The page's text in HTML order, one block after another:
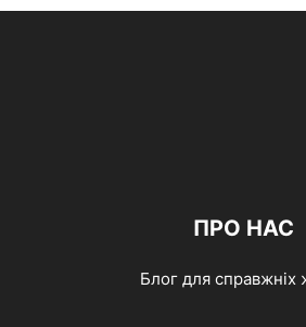
ПРО НАС
Блог для справжніх